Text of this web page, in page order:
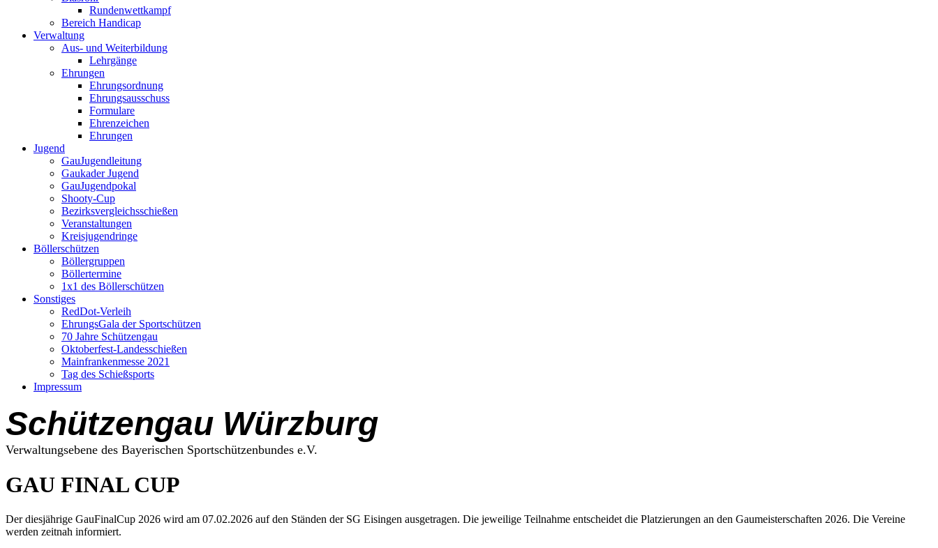
Rundenwettkampf
Bereich Handicap
Verwaltung
Aus- und Weiterbildung
Lehrgänge
Ehrungen
Ehrungsordnung
Ehrungsausschuss
Formulare
Ehrenzeichen
Ehrungen
Jugend
GauJugendleitung
Gaukader Jugend
GauJugendpokal
Shooty-Cup
Bezirksvergleichsschießen
Veranstaltungen
Kreisjugendringe
Böllerschützen
Böllergruppen
Böllertermine
1x1 des Böllerschützen
Sonstiges
RedDot-Verleih
EhrungsGala der Sportschützen
70 Jahre Schützengau
Oktoberfest-Landesschießen
Mainfrankenmesse 2021
Tag des Schießsports
Impressum
Schützengau Würzburg
Verwaltungsebene des Bayerischen Sportschützenbundes e.V.
GAU FINAL CUP
Der diesjährige GauFinalCup 2026 wird am 07.02.2026 auf den Ständen der SG Eisingen ausgetragen. Die jeweilige Teilnahme entscheidet die Platzierungen an den Gaumeisterschaften 2026. Die Vereine
werden zeitnah informiert.